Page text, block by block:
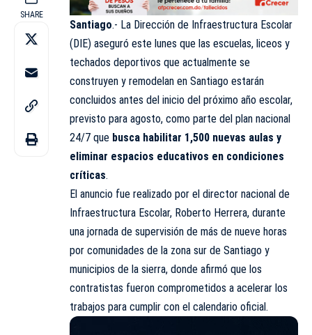
SHARE
Santiago.- La Dirección de Infraestructura Escolar
(DIE) aseguró este lunes que las escuelas, liceos y
techados deportivos que actualmente se
construyen y remodelan en Santiago estarán
concluidos antes del inicio del próximo año escolar,
previsto para agosto, como parte del plan nacional
24/7 que busca habilitar 1,500 nuevas aulas y
eliminar espacios educativos en condiciones
críticas.
El anuncio fue realizado por el director nacional de
Infraestructura Escolar, Roberto Herrera, durante
una jornada de supervisión de más de nueve horas
por comunidades de la zona sur de Santiago y
municipios de la sierra, donde afirmó que los
contratistas fueron comprometidos a acelerar los
trabajos para cumplir con el calendario oficial.